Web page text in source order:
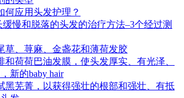
何应用头发护理？
缓慢和脱落的头发的治疗方法–3个经过测
草、荨麻、金盏花和薄荷发胶
和荷荷巴油发膜，使头发厚实、有光泽、
新的baby hair
黑芜菁，以获得强壮的根部和强壮、有抵